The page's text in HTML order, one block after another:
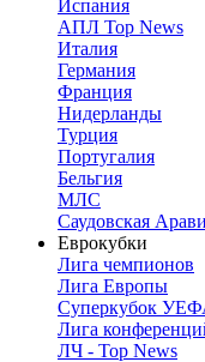
Испания
АПЛ Top News
Италия
Германия
Франция
Нидерланды
Турция
Португалия
Бельгия
МЛС
Саудовская
Еврокубки
Лига чемпионов
Лига Европы
Суперкубок
Лига
ЛЧ - Top News